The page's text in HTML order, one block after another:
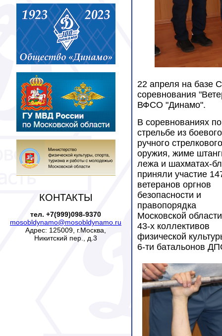
КОНТАКТЫ
тел. +7(999)098-9370
mosobldynamo@mosobldynamo.ru
Адрес: 125009, г.Москва,
Никитский пер., д.3
22 апреля на базе
соревнования
ВФСО "Динамо".
В соревнованиях по
стрельбе из боевого
ручного стрелкового
оружия, жиме
лежа и шахматах-
приняли участие
ветеранов оргнов
безопасности и
правопорядка
Московской
43-х коллективов
физической
6-ти батальонов